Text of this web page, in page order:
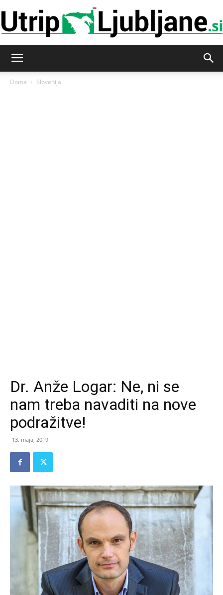
Doma Slovenija
Dr. Anže Logar: Ne, ni se
nam treba navaditi na nove
podražitve!
13. maja, 2019